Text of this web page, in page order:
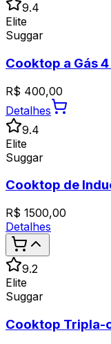
9.4
Elite
Suggar
Cooktop a Gás
R$ 400,00
Detalhes
9.4
Elite
Suggar
Cooktop de
R$ 1500,00
Detalhes
9.2
Elite
Suggar
Cooktop Tripla-